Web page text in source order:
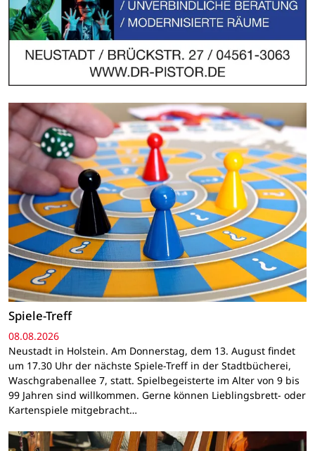
Spiele-Treff
08.08.2026
Neustadt in Holstein. Am Donnerstag, dem 13. August findet
um 17.30 Uhr der nächste Spiele-Treff in der Stadtbücherei,
Waschgrabenallee 7, statt. Spielbegeisterte im Alter von 9 bis
99 Jahren sind willkommen. Gerne können Lieblingsbrett- oder
Kartenspiele mitgebracht…